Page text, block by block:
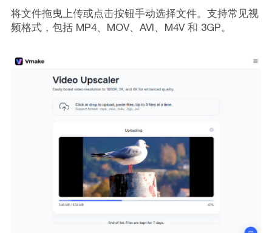
将文件拖曳上传或点击按钮手动选择文件。支持常见视
频格式，包括 MP4、MOV、AVI、M4V 和 3GP。